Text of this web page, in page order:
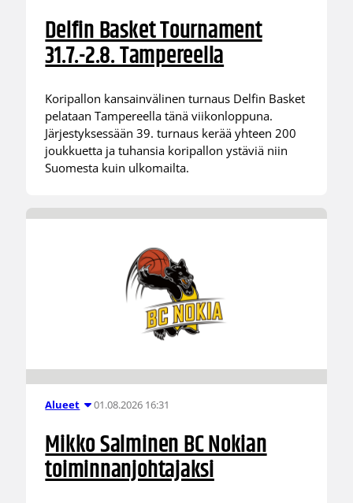
Delfin Basket Tournament
31.7.-2.8. Tampereella
Koripallon kansainvälinen turnaus Delfin Basket
pelataan Tampereella tänä viikonloppuna.
Järjestyksessään 39. turnaus kerää yhteen 200
joukkuetta ja tuhansia koripallon ystäviä niin
Suomesta kuin ulkomailta.
Alueet 01.08.2026 16:31
Mikko Salminen BC Nokian
toiminnanjohtajaksi